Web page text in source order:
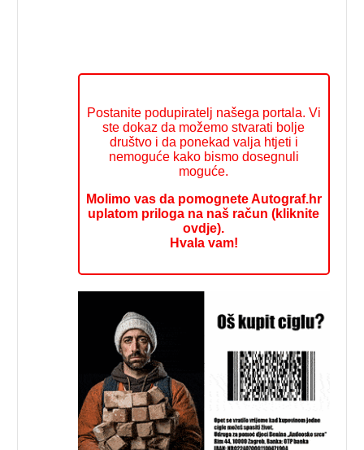
Postanite podupiratelj našega portala. Vi
ste dokaz da možemo stvarati bolje
društvo i da ponekad valja htjeti i
nemoguće kako bismo dosegnuli
moguće.
Molimo vas da pomognete Autograf.hr
uplatom priloga na naš račun (kliknite
ovdje).
Hvala vam!